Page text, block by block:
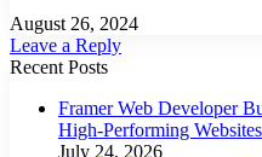
August 26, 2024
Leave a Reply
Recent Posts
Framer Web Developer
High-Performing
July 24, 2026